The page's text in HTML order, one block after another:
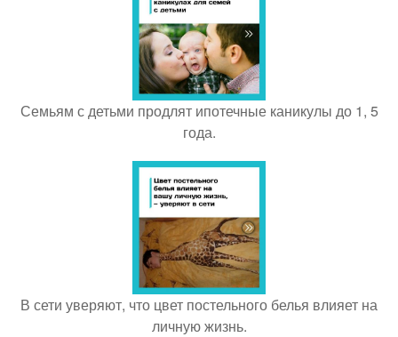
Семьям с детьми продлят ипотечные каникулы до 1, 5
года.
В сети уверяют, что цвет постельного белья влияет на
личную жизнь.